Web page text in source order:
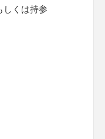
しくは持参